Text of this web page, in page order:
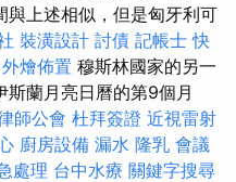
與上述相似，但是匈牙利可
裝潢設計 討債 記帳士 快
外燴佈置 穆斯林國家的另一
蘭月亮日曆的第9個月
師公會 杜拜簽證 近視雷射
廚房設備 漏水 隆乳 會議
處理 台中水療 關鍵字搜尋